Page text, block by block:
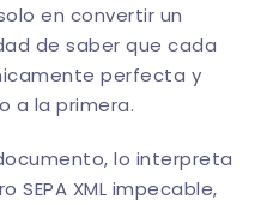
en convertir un
de saber que cada
perfecta y
a la primera.
lo interpreta
XML impecable,